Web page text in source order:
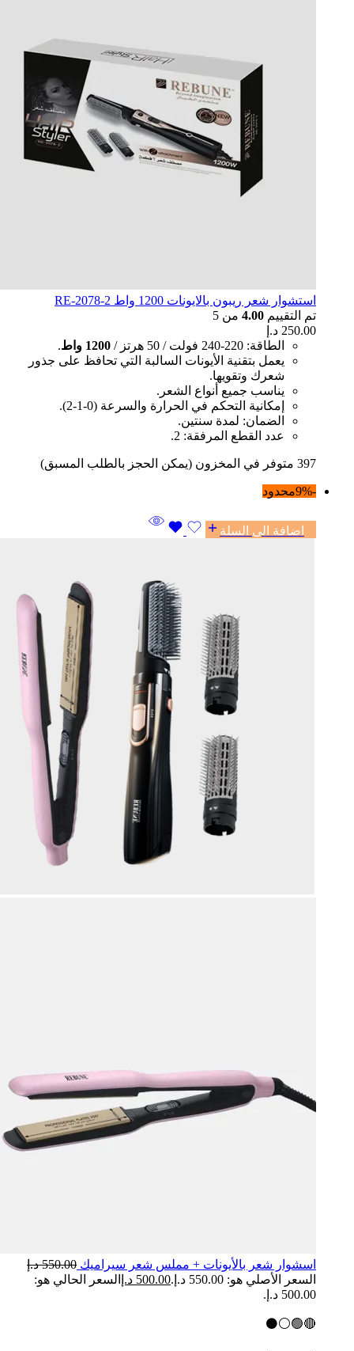
استشوار شعر ريبون بالايونات 1200 واط RE-2078-2
تم التقييم 4.00 من 5
250.00 د.إ
الطاقة: 220-240 فولت / 50 هرتز /
1200 واط
.
يعمل بتقنية الأيونات السالبة التي تحافظ على جذور
شعرك وتقويها.
يناسب جميع أنواع الشعر.
إمكانية التحكم في الحرارة والسرعة (0-1-2).
الضمان: لمدة سنتين.
عدد القطع المرفقة: 2.
397 متوفر في المخزون (يمكن الحجز بالطلب المسبق)
-9% محدود
اضافة الى السلة
اسشوار شعر بالأيونات + مملس شعر سيراميك 550.00 د.إ
السعر الأصلي هو: 550.00 د.إ.
500.00 د.إ السعر الحالي هو:
500.00 د.إ.
🔴🟢⚪⚫